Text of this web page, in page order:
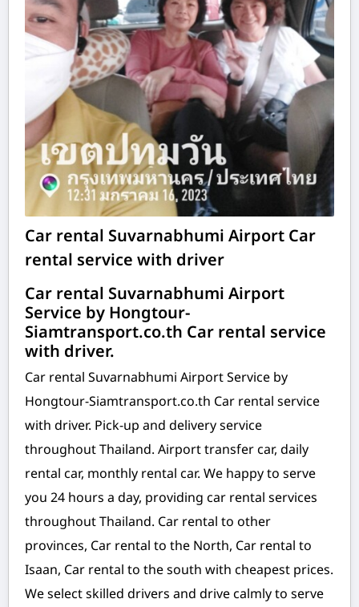
Car rental Suvarnabhumi Airport Car
rental service with driver
Car rental Suvarnabhumi Airport
Service by Hongtour-
Siamtransport.co.th Car rental service
with driver.
Car rental Suvarnabhumi Airport Service by
Hongtour-Siamtransport.co.th Car rental service
with driver. Pick-up and delivery service
throughout Thailand. Airport transfer car, daily
rental car, monthly rental car. We happy to serve
you 24 hours a day, providing car rental services
throughout Thailand. Car rental to other
provinces, Car rental to the North, Car rental to
Isaan, Car rental to the south with cheapest prices.
We select skilled drivers and drive calmly to serve